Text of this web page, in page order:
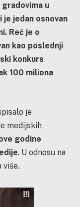
u
je jedan osnovan
Reč je o
kao poslednji
konkurs
100 miliona
je
medijskih
godine
. U odnosu na
više.